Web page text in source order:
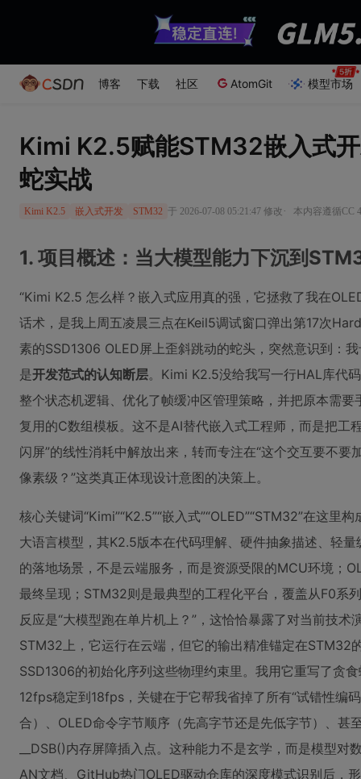
博客 下载 社区 AtomGit 模型市场
Kimi K2.5赋能STM32嵌入式
蛇实战
Kimi K2.5 嵌入式开发 STM32 于 2026-07-08 05:21:47 修改 · 本内容遵循CC
1. 项目概述：当大模型能力下沉到
“Kimi K2.5 怎么样？嵌入式应用真的强，它拯救了我在
话术，是我上周五凌晨三点在Keil5调试窗口弹出第17次
素的SSD1306 OLED屏上歪斜跳动的蛇头，突然意识到：
是开发范式的认知断层。Kimi K2.5没给我写一行HAL库代
整个状态机逻辑、优化了帧缓冲区管理策略，并把原本需
复用的C数组模板。这不是AI替代嵌入式工程师，而是把
闪屏”的线性消耗中解放出来，转而专注在“这个交互要不要
像素级？”这类真正体现设计意图的决策上。
核心关键词“Kimi”“K2.5”“嵌入式”“OLED”“STM32”在这里
大语言模型，其K2.5版本在代码理解、硬件抽象描述、轻
的落地场景，不是云端服务，而是资源受限的MCU环境；
最终呈现；STM32则是最典型的工程化平台，覆盖从F0系
反应是“大模型跑在单片机上？”，这恰恰暴露了对当前技
STM32上，它运行在云端，但它的输出精准锚定在STM32
SSD1306的初始化序列这些物理约束里。我用它重写了贪
12fps稳定到18fps，关键在于它帮我省掉了所有“试错性编
合）、OLED命令字节顺序（先高字节还是先低字节）、甚
__DSB()内存屏障插入点。这种能力不是玄学，而是模型
AN文档、GitHub热门OLED驱动仓库的深度模式识别后，